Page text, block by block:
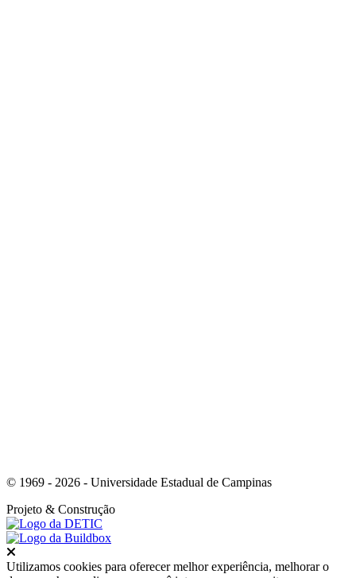
© 1969 - 2026 - Universidade Estadual de Campinas
Projeto & Construção
Utilizamos cookies para oferecer melhor experiência, melhorar o